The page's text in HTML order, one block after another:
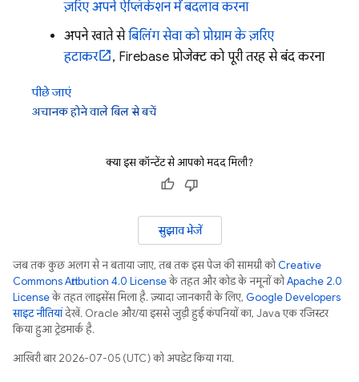
ज़रिए अपने ऐप्लिकेशन में बदलाव करना
अपने खाते सेबिलिंग सेवा को प्रोग्राम के ज़रिए
हटाकर
, Firebase प्रोजेक्ट को पूरी तरह से बंद करना
पीछे जाएं
अचानक होने वाले बिल से बचें
क्या इस कॉन्टेंट से आपको मदद मिली?
सुझाव भेजें
जब तक कुछ अलग से न बताया जाए, तब तक इस पेज की सामग्री कोCreative
Commons Attribution 4.0 Licenseके तहत और कोड के नमूनों कोApache 2.0
Licenseके तहत लाइसेंस मिला है. ज़्यादा जानकारी के लिए, Google Developers
साइट नीतियांदेखें. Oracle और/या इससे जुड़ी हुई कंपनियों का, Java एक रजिस्टर
किया हुआ ट्रेडमार्क है.
आखिरी बार 2026-07-05 (UTC) को अपडेट किया गया.